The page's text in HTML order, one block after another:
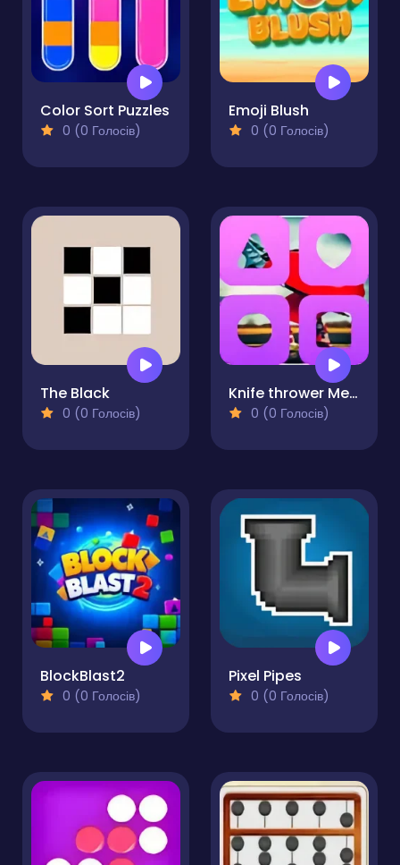
Color Sort Puzzles
0 (0 Голосів)
Emoji Blush
0 (0 Голосів)
The Black
0 (0 Голосів)
Knife thrower Memory Match
0 (0 Голосів)
BlockBlast2
0 (0 Голосів)
Pixel Pipes
0 (0 Голосів)